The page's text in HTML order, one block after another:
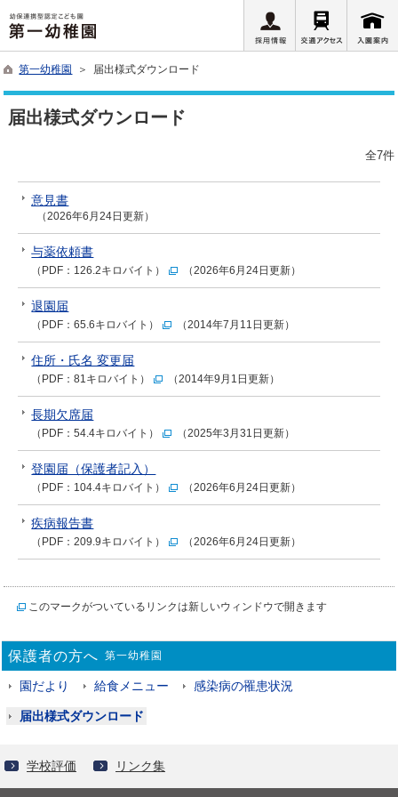
第一幼稚園 ＞ 届出様式ダウンロード
届出様式ダウンロード
全7件
意見書
（2026年6月24日更新）
与薬依頼書
（PDF：126.2キロバイト） （2026年6月24日更新）
退園届
（PDF：65.6キロバイト） （2014年7月11日更新）
住所・氏名 変更届
（PDF：81キロバイト） （2014年9月1日更新）
長期欠席届
（PDF：54.4キロバイト） （2025年3月31日更新）
登園届（保護者記入）
（PDF：104.4キロバイト） （2026年6月24日更新）
疾病報告書
（PDF：209.9キロバイト） （2026年6月24日更新）
このマークがついているリンクは新しいウィンドウで開きます
保護者の方へ 第一幼稚園
園だより 給食メニュー 感染病の罹患状況
届出様式ダウンロード
学校評価 リンク集